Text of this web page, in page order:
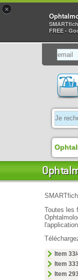
Toutes les
Item
Item
Item
×
FREE -